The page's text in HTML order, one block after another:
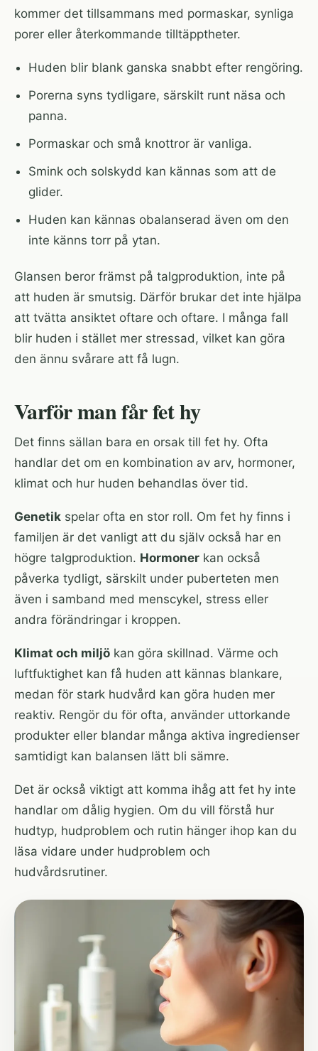
kommer det tillsammans med pormaskar, synliga
porer eller återkommande tilltäpptheter.
Huden blir blank ganska snabbt efter rengöring.
Porerna syns tydligare, särskilt runt näsa och
panna.
Pormaskar och små knottror är vanliga.
Smink och solskydd kan kännas som att de
glider.
Huden kan kännas obalanserad även om den
inte känns torr på ytan.
Glansen beror främst på talgproduktion, inte på
att huden är smutsig. Därför brukar det inte hjälpa
att tvätta ansiktet oftare och oftare. I många fall
blir huden i stället mer stressad, vilket kan göra
den ännu svårare att få lugn.
Varför man får fet hy
Det finns sällan bara en orsak till fet hy. Ofta
handlar det om en kombination av arv, hormoner,
klimat och hur huden behandlas över tid.
Genetik spelar ofta en stor roll. Om fet hy finns i
familjen är det vanligt att du själv också har en
högre talgproduktion. Hormoner kan också
påverka tydligt, särskilt under puberteten men
även i samband med menscykel, stress eller
andra förändringar i kroppen.
Klimat och miljö kan göra skillnad. Värme och
luftfuktighet kan få huden att kännas blankare,
medan för stark hudvård kan göra huden mer
reaktiv. Rengör du för ofta, använder uttorkande
produkter eller blandar många aktiva ingredienser
samtidigt kan balansen lätt bli sämre.
Det är också viktigt att komma ihåg att fet hy inte
handlar om dålig hygien. Om du vill förstå hur
hudtyp, hudproblem och rutin hänger ihop kan du
läsa vidare under hudproblem och
hudvårdsrutiner.